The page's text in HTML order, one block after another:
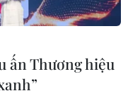
vụ
ấn Thương hiệu